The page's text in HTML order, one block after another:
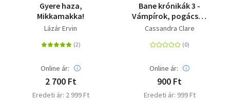
Gyere haza,
Mikkamakka!
Lázár Ervin
Online ár:
2 700 Ft
Eredeti ár: 2 999 Ft
Bane krónikák 3 -
Vámpírok, pogácsák
és Edmund Herondale
Cassandra Clare
Online ár:
900 Ft
Eredeti ár: 999 Ft